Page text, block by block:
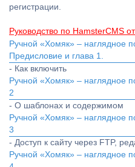
регистрации.
Руководство по HamsterCMS от
Ручной «Хомяк» – наглядное
Предисловие и глава 1.
- Как включить
Ручной «Хомяк» – наглядное
2
- О шаблонах и содержимом
Ручной «Хомяк» – наглядное
3
- Доступ к сайту через FTP,
Ручной «Хомяк» – наглядное